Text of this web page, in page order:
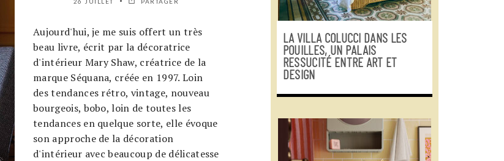
Aujourd'hui, je me suis offert un très
beau livre, écrit par la décoratrice
d'intérieur Mary Shaw, créatrice de la
marque Séquana, créée en 1997. Loin
des tendances rétro, vintage, nouveau
bourgeois, bobo, loin de toutes les
tendances en quelque sorte, elle évoque
son approche de la décoration
d'intérieur avec beaucoup de délicatesse
LA VILLA COLUCCI DANS LES
POUILLES, UN PALAIS
RESSUCITÉ ENTRE ART ET
DESIGN